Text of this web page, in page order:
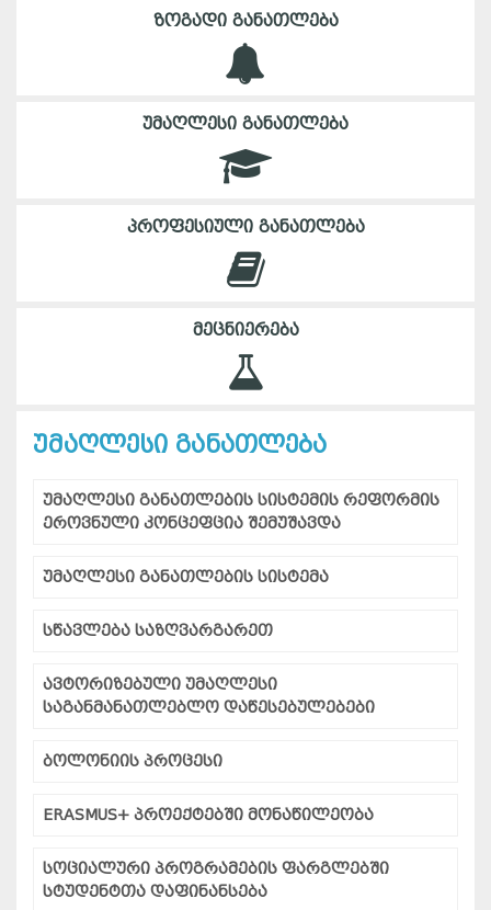
ᲖᲝᲒᲐᲓᲘ ᲒᲐᲜᲐᲗᲚᲔᲑᲐ
ᲣᲛᲐᲦᲚᲔᲡᲘ ᲒᲐᲜᲐᲗᲚᲔᲑᲐ
ᲞᲠᲝᲤᲔᲡᲘᲣᲚᲘ ᲒᲐᲜᲐᲗᲚᲔᲑᲐ
ᲛᲔᲪᲜᲘᲔᲠᲔᲑᲐ
უმაღლესი განათლება
უმაღლესი განათლების სისტემის რეფორმის
ეროვნული კონცეფცია შემუშავდა
უმაღლესი განათლების სისტემა
სწავლება საზღვარგარეთ
ავტორიზებული უმაღლესი
საგანმანათლებლო დაწესებულებები
ბოლონიის პროცესი
ERASMUS+ პროექტებში მონაწილეობა
სოციალური პროგრამების ფარგლებში
სტუდენტთა დაფინანსება